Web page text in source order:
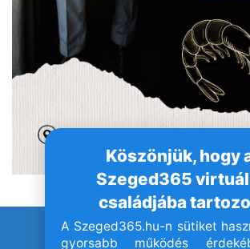
Köszönjük, hogy
Szeged365
családjába
A Szeged365.hu-n sütiket
gyorsabb működés
© Szeged365.hu I Minden jog